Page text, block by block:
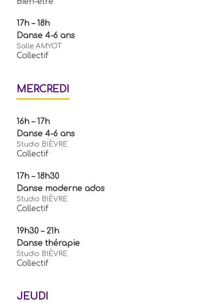
17h – 18h
Danse 4-6 ans
Salle AMYOT
Collectif
MERCREDI
16h – 17h
Danse 4-6 ans
Studio BIÈVRE
Collectif
17h – 18h30
Danse moderne ados
Studio BIÈVRE
Collectif
19h30 – 21h
Danse thérapie
Studio BIÈVRE
Collectif
JEUDI